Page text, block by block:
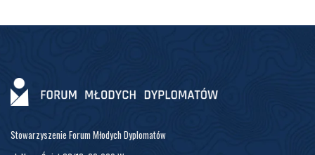
Stowarzyszenie Forum Młodych Dyplomatów